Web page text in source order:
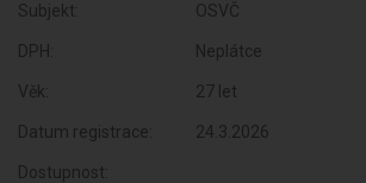
Subjekt: OSVČ
DPH: Neplátce
Věk: 27 let
Datum registrace: 24.3.2026
Dostupnost: